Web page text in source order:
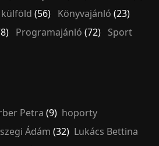
(56) Könyvajánló (23)
Programajánló (72) Sport
Petra (9) hoporty
Ádám (32) Lukács Bettina